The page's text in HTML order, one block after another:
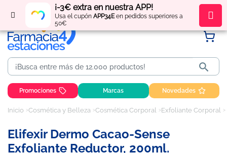
¡-3€ extra en nuestra APP!
Usa el cupón APP34Een pedidos superiores a
50€
Regístratey obténpuntos por tus compras

Promociones Marcas Novedades
Inicio Cosmética y Belleza Cosmética Corporal Exfoliante Corporal
Elifexir Dermo Cacao-Sense
Exfoliante Reductor, 200ml.